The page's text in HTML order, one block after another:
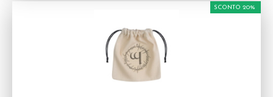
SCONTO 20%